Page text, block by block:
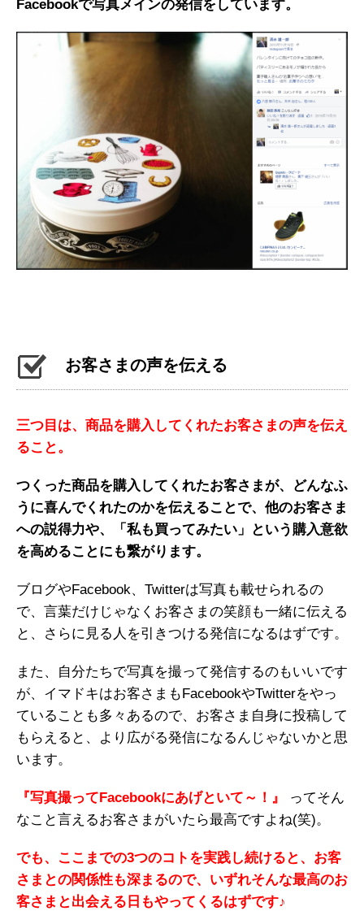
Facebookで写真メインの発信をしています。
お客さまの声を伝える
三つ目は、商品を購入してくれたお客さまの声を伝え
ること。
つくった商品を購入してくれたお客さまが、どんなふ
うに喜んでくれたのかを伝えることで、他のお客さま
への説得力や、「私も買ってみたい」という購入意欲
を高めることにも繋がります。
ブログやFacebook、Twitterは写真も載せられるの
で、言葉だけじゃなくお客さまの笑顔も一緒に伝える
と、さらに見る人を引きつける発信になるはずです。
また、自分たちで写真を撮って発信するのもいいです
が、イマドキはお客さまもFacebookやTwitterをやっ
ていることも多々あるので、お客さま自身に投稿して
もらえると、より広がる発信になるんじゃないかと思
います。
『写真撮ってFacebookにあげといて～！』
ってそん
なこと言えるお客さまがいたら最高ですよね(笑)。
でも、ここまでの3つのコトを実践し続けると、お客
さまとの関係性も深まるので、いずれそんな最高のお
客さまと出会える日もやってくるはずです♪